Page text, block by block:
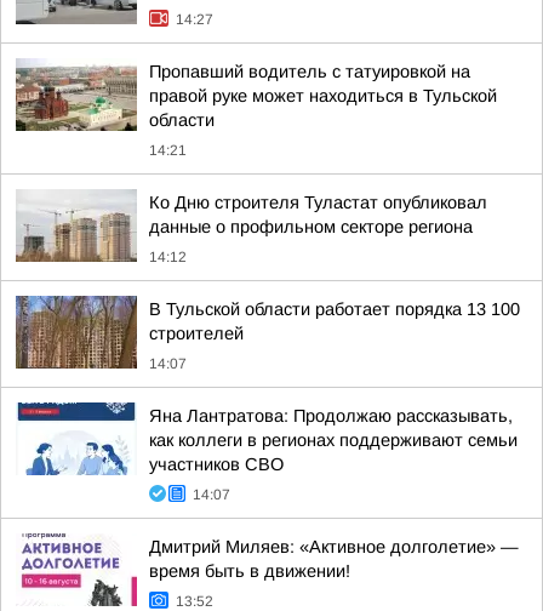
14:27
Пропавший водитель с татуировкой на
правой руке может находиться в Тульской
области
14:21
Ко Дню строителя Туластат опубликовал
данные о профильном секторе региона
14:12
В Тульской области работает порядка 13 100
строителей
14:07
Яна Лантратова: Продолжаю рассказывать,
как коллеги в регионах поддерживают семьи
участников СВО
14:07
Дмитрий Миляев: «Активное долголетие» —
время быть в движении!
13:52